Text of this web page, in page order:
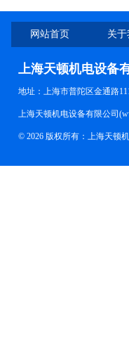
网站首页 关
上海天顿机电设备
地址：上海市普陀区金通路
上海天顿机电设备有限公司
© 2026 版权所有：上海天顿